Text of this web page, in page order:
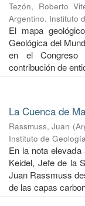
Tezón, Roberto
Argentino. Instituto
El mapa
Geológica del
en el Congreso
contribución de
La Cuenca de
Rassmuss, Juan (
Instituto de
En la nota
Keidel, Jefe de la
Juan Rassmuss
de las capas